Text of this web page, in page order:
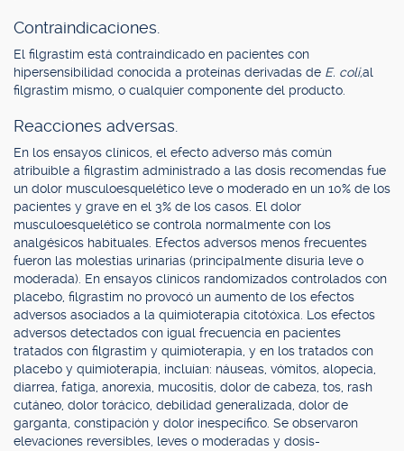
Contraindicaciones.
El filgrastim está contraindicado en pacientes con
hipersensibilidad conocida a proteínas derivadas de E. coli,al
filgrastim mismo, o cualquier componente del producto.
Reacciones adversas.
En los ensayos clínicos, el efecto adverso más común
atribuible a filgrastim administrado a las dosis recomendas fue
un dolor musculoesquelético leve o moderado en un 10% de los
pacientes y grave en el 3% de los casos. El dolor
musculoesquelético se controla normalmente con los
analgésicos habituales. Efectos adversos menos frecuentes
fueron las molestias urinarias (principalmente disuria leve o
moderada). En ensayos clínicos randomizados controlados con
placebo, filgrastim no provocó un aumento de los efectos
adversos asociados a la quimioterapia citotóxica. Los efectos
adversos detectados con igual frecuencia en pacientes
tratados con filgrastim y quimioterapia, y en los tratados con
placebo y quimioterapia, incluían: náuseas, vómitos, alopecia,
diarrea, fatiga, anorexia, mucositis, dolor de cabeza, tos, rash
cutáneo, dolor torácico, debilidad generalizada, dolor de
garganta, constipación y dolor inespecífico. Se observaron
elevaciones reversibles, leves o moderadas y dosis-